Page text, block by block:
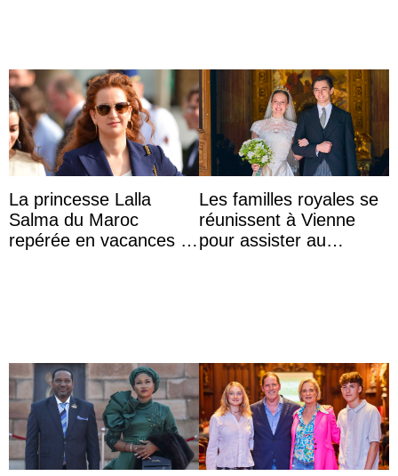
La princesse Lalla
Salma du Maroc
repérée en vacances à
Les familles royales se
réunissent à Vienne
pour assister au